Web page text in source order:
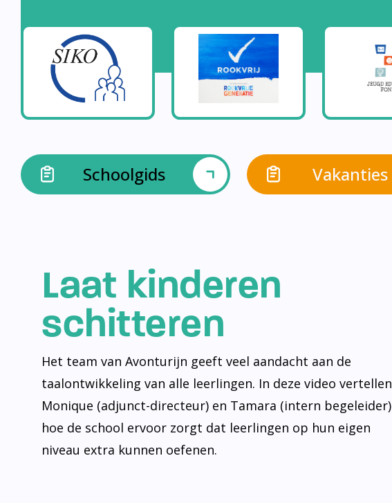
Schoolgids Vakanties
Laat kinderen
schitteren
Het team van Avonturijn geeft veel aandacht aan de
taalontwikkeling van alle leerlingen. In deze video vertellen
Monique (adjunct-directeur) en Tamara (intern begeleider)
hoe de school ervoor zorgt dat leerlingen op hun eigen
niveau extra kunnen oefenen.